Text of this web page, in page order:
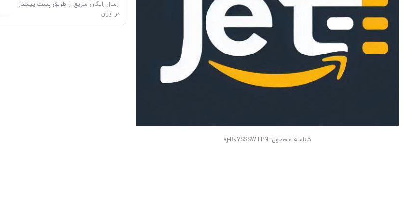
شناسه محصول: aj-B07SSSWTPN
ارسال رایگان سریع از طریق پست پیشتاز
در ایران